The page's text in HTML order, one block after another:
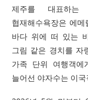
제주를 대표하
협재해수욕장은 에
바다 위에 떠 있는
그림 같은 경치를 자
가족 단위 여행객
늘어선 야자수는 이